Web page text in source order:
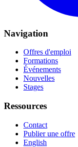
Navigation
Offres d'emploi
Formations
Événements
Nouvelles
Stages
Ressources
Contact
Publier une offre
English